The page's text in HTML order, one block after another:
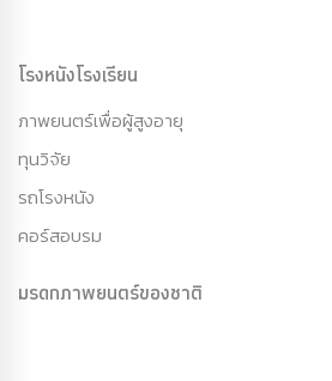
โรงหนังโรงเรียน
ภาพยนตร์เพื่อผู้สูงอายุ
ทุนวิจัย
รถโรงหนัง
คอร์สอบรม
มรดกภาพยนตร์ของชาติ